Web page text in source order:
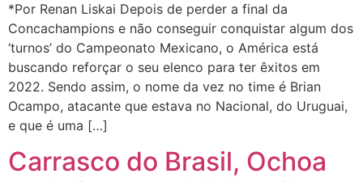
*Por Renan Liskai Depois de perder a final da
Concachampions e não conseguir conquistar algum dos
‘turnos’ do Campeonato Mexicano, o América está
buscando reforçar o seu elenco para ter êxitos em
2022. Sendo assim, o nome da vez no time é Brian
Ocampo, atacante que estava no Nacional, do Uruguai,
e que é uma […]
Carrasco do Brasil, Ochoa